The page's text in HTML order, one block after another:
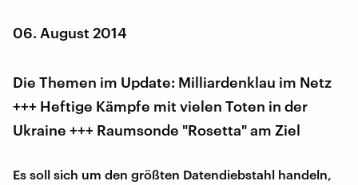
06. August 2014
Die Themen im Update: Milliardenklau im Netz
+++ Heftige Kämpfe mit vielen Toten in der
Ukraine +++ Raumsonde "Rosetta" am Ziel
Es soll sich um den größten Datendiebstahl handeln,